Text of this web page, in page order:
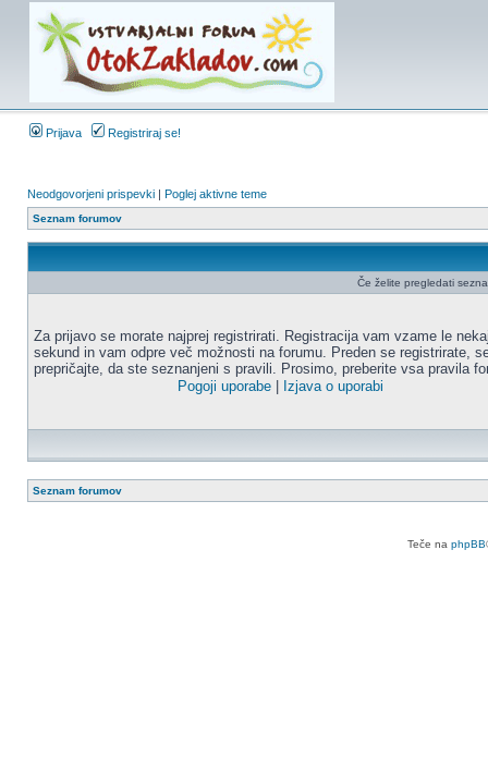
Prijava Registriraj se!
Neodgovorjeni prispevki | Poglej aktivne teme
Seznam forumov
Če želite pregledati
Za prijavo se morate najprej registrirati. Registracija vam vzame le
sekund in vam odpre več možnosti na forumu. Preden se registrirate,
prepričajte, da ste seznanjeni s pravili. Prosimo, preberite vsa pravila
Pogoji uporabe
Izjava o uporabi
Seznam forumov
Teče na phpBB